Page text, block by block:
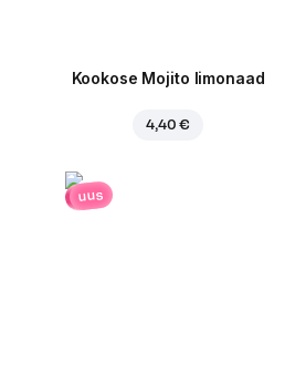
Kookose Mojito limonaad
4,40 €
uus